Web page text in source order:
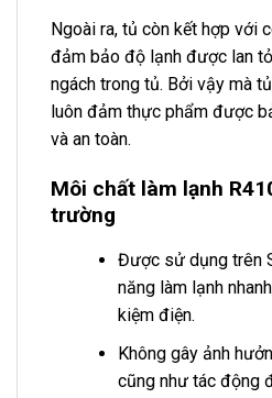
Ngoài ra, tủ còn kết hợp với
đảm bảo độ lạnh được lan
ngách trong tủ. Bởi vậy mà
luôn đảm thực phẩm được
và an toàn.
Môi chất làm lạnh
trường
Được sử dụng trên
năng làm lạnh
kiệm điện.
Không gây ảnh
cũng như tác động